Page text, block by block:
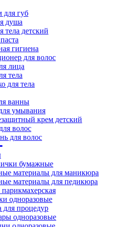
для губ
душа
тела детский
гигиена
для волос
лица
тела
для тела
ванны
умывания
крем детский
волос
для волос
бумажные
материалы для маникюра
материалы для педикюра
одноразовые
для процедур
одноразовые